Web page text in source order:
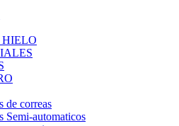
HIELO
de correas
Semi-automaticos